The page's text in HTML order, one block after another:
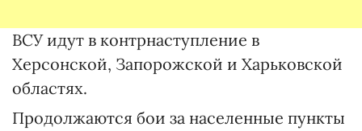
ВСУ идут в контрнаступление в
Херсонской, Запорожской и Харьковской
областях.
Продолжаются бои за населенные пункты